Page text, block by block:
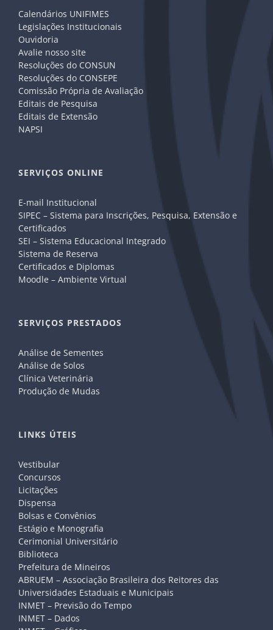
Calendários UNIFIMES
Legislações Institucionais
Ouvidoria
Avalie nosso site
Resoluções do CONSUN
Resoluções do CONSEPE
Comissão Própria de Avaliação
Editais de Pesquisa
Editais de Extensão
NAPSI
SERVIÇOS ONLINE
E-mail Institucional
SIPEC – Sistema para Inscrições, Pesquisa, Extensão e
Certificados
SEI – Sistema Educacional Integrado
Sistema de Reserva
Certificados e Diplomas
Moodle – Ambiente Virtual
SERVIÇOS PRESTADOS
Análise de Sementes
Análise de Solos
Clínica Veterinária
Produção de Mudas
LINKS ÚTEIS
Vestibular
Concursos
Licitações
Dispensa
Bolsas e Convênios
Estágio e Monografia
Cerimonial Universitário
Biblioteca
Prefeitura de Mineiros
ABRUEM – Associação Brasileira dos Reitores das
Universidades Estaduais e Municipais
INMET – Previsão do Tempo
INMET – Dados